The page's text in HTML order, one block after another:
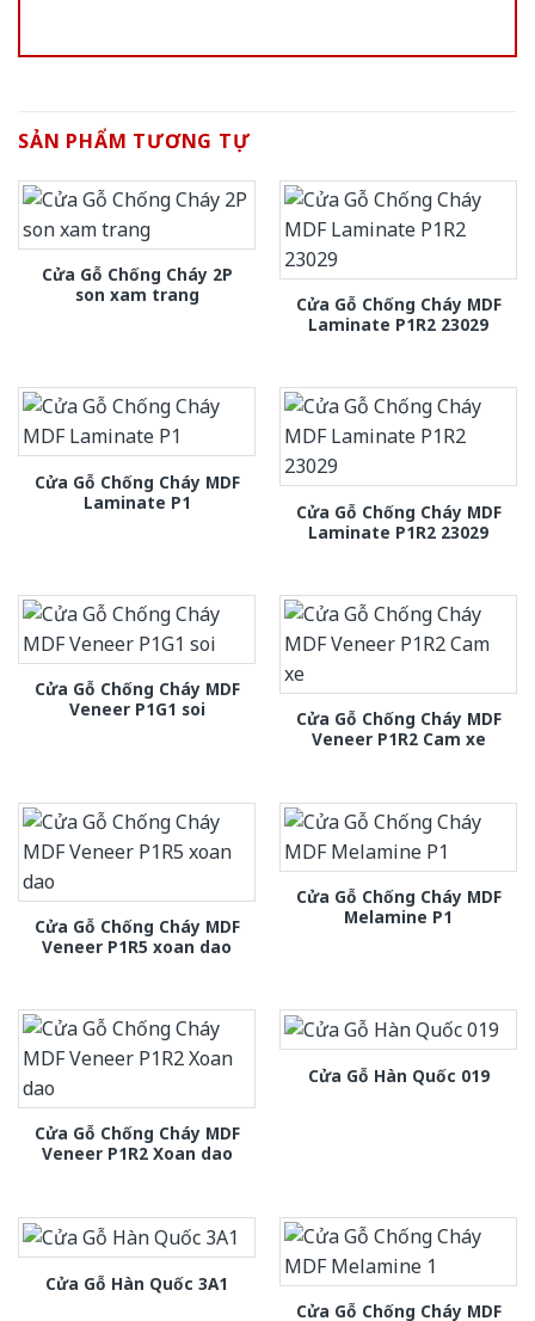
SẢN PHẨM TƯƠNG TỰ
Cửa Gỗ Chống Cháy 2P
son xam trang
Cửa Gỗ Chống Cháy MDF
Laminate P1R2 23029
Cửa Gỗ Chống Cháy MDF
Laminate P1
Cửa Gỗ Chống Cháy MDF
Laminate P1R2 23029
Cửa Gỗ Chống Cháy MDF
Veneer P1G1 soi
Cửa Gỗ Chống Cháy MDF
Veneer P1R2 Cam xe
Cửa Gỗ Chống Cháy MDF
Veneer P1R5 xoan dao
Cửa Gỗ Chống Cháy MDF
Melamine P1
Cửa Gỗ Chống Cháy MDF
Veneer P1R2 Xoan dao
Cửa Gỗ Hàn Quốc 019
Cửa Gỗ Hàn Quốc 3A1
Cửa Gỗ Chống Cháy MDF